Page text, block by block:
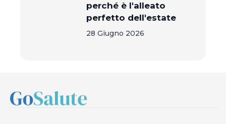
perché è l'alleato
perfetto dell'estate
28 Giugno 2026